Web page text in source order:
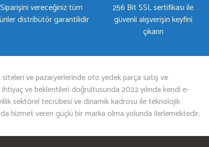
Siparişini vereceğiniz tüm
distribütör garantilidir
256 Bit SSL sertifikası ile
güvenli alışverişin keyfini
çıkarın
ve pazaryerlerinde oto yedek parça satış ve
ve beklentileri doğrultusunda 2022 yılında kendi e-
sektörel tecrübesi ve dinamik kadrosu ile teknolojik
hizmet veren güçlü bir marka olma yolunda ilerlemektedir.